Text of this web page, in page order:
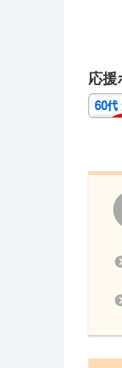
応援